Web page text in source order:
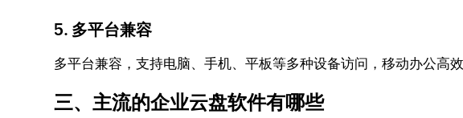
5. 多平台兼容
多平台兼容，支持电脑、手机、平板等多种设备访问，移动办公高效
三、主流的企业云盘软件有哪些